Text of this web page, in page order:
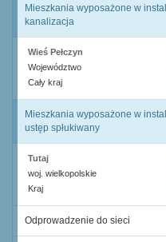
Mieszkania wyposażone w
kanalizacja
Wieś Pełczyn
Województwo
Cały kraj
Mieszkania wyposażone w
ustęp spłukiwany
Tutaj
woj. wielkopolskie
Kraj
Odprowadzenie do sieci